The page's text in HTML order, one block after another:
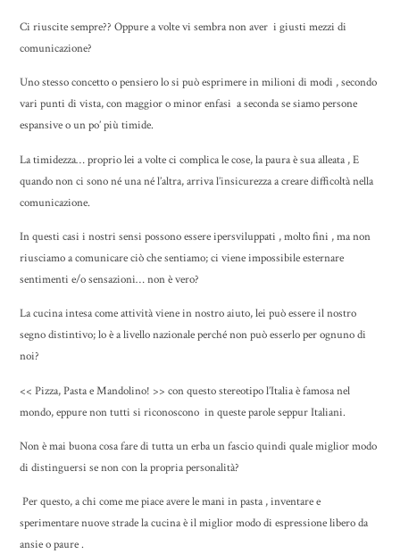
Ci riuscite sempre?? Oppure a volte vi sembra non aver i giusti mezzi di
comunicazione?
Uno stesso concetto o pensiero lo si può esprimere in milioni di modi , secondo
vari punti di vista, con maggior o minor enfasi a seconda se siamo persone
espansive o un po’ più timide.
La timidezza… proprio lei a volte ci complica le cose, la paura è sua alleata , E
quando non ci sono né una né l’altra, arriva l’insicurezza a creare difficoltà nella
comunicazione.
In questi casi i nostri sensi possono essere ipersviluppati , molto fini , ma non
riusciamo a comunicare ciò che sentiamo; ci viene impossibile esternare
sentimenti e/o sensazioni… non è vero?
La cucina intesa come attività viene in nostro aiuto, lei può essere il nostro
segno distintivo; lo è a livello nazionale perché non può esserlo per ognuno di
noi?
<< Pizza, Pasta e Mandolino! >> con questo stereotipo l’Italia è famosa nel
mondo, eppure non tutti si riconoscono in queste parole seppur Italiani.
Non è mai buona cosa fare di tutta un erba un fascio quindi quale miglior modo
di distinguersi se non con la propria personalità?
Per questo, a chi come me piace avere le mani in pasta , inventare e
sperimentare nuove strade la cucina è il miglior modo di espressione libero da
ansie o paure .